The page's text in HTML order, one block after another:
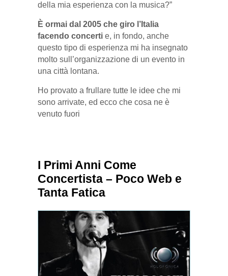
della mia esperienza con la musica?”
È ormai dal 2005 che giro l’Italia
facendo concerti e, in fondo, anche
questo tipo di esperienza mi ha insegnato
molto sull’organizzazione di un evento in
una città lontana.
Ho provato a frullare tutte le idee che mi
sono arrivate, ed ecco che cosa ne è
venuto fuori
I Primi Anni Come
Concertista – Poco Web e
Tanta Fatica